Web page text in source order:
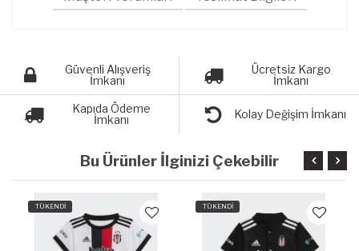
Güvenli Alışveriş
İmkanı
Ücretsiz Kargo
İmkanı
Kapıda Ödeme
İmkanı
Kolay Değişim İmkanı
Bu Ürünler İlginizi Çekebilir
TÜKENDİ TÜKENDİ